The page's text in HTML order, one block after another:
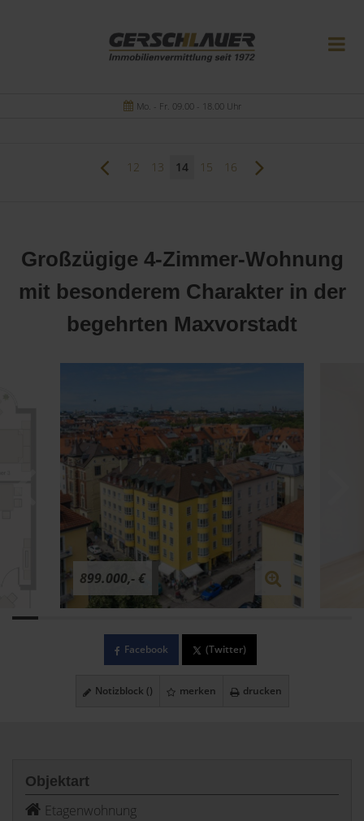
Mo. - Fr. 09.00 - 18.00 Uhr
12 13 14 15 16
Großzügige 4-Zimmer-Wohnung
mit besonderem Charakter in der
begehrten Maxvorstadt
899.000,- €
Facebook (Twitter)
Notizblock () merken drucken
Objektart
Etagenwohnung